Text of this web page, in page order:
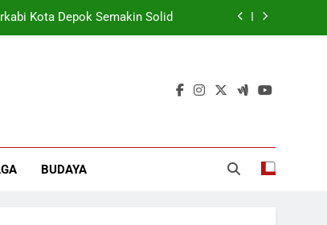
Kota Depok Semakin Solid
BUDAYA